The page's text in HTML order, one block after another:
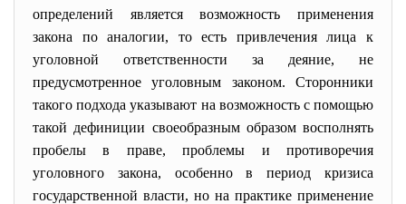
определений является возможность применения
закона по аналогии, то есть привлечения лица к
уголовной ответственности за деяние, не
предусмотренное уголовным законом. Сторонники
такого подхода указывают на возможность с помощью
такой дефиниции своеобразным образом восполнять
пробелы в праве, проблемы и противоречия
уголовного закона, особенно в период кризиса
государственной власти, но на практике применение